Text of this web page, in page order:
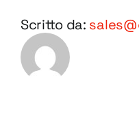
Scritto da: